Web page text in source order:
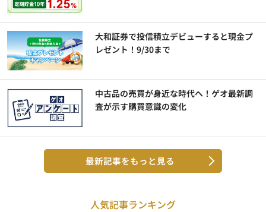
大和証券で投信積立デビューすると現金プ
レゼント！9/30まで
中古品の売買が身近な時代へ！ゲオ最新調
査が示す購買意識の変化
最新記事をもっと見る
人気記事ランキング